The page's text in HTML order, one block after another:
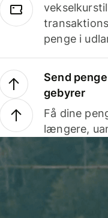
penge i
Send
gebyrer
Få dine
længere,